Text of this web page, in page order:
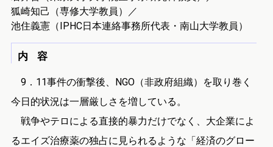
狐崎知己（専修大学教員）／
池住義憲（IPHC日本連絡事務所代表・南山大学教員）
内 容
9．11事件の衝撃後、NGO（非政府組織）を取り巻く
今日的状況は一層厳しさを増している。
戦争やテロによる直接的暴力だけでなく、大企業によ
るエイズ治療薬の独占に見られるような「経済のグロー